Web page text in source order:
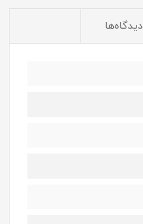
دیدگاه‌ها